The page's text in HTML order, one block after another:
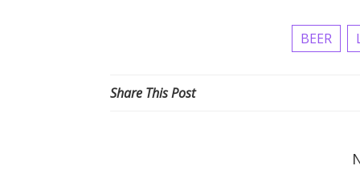
BEER
Share This Post